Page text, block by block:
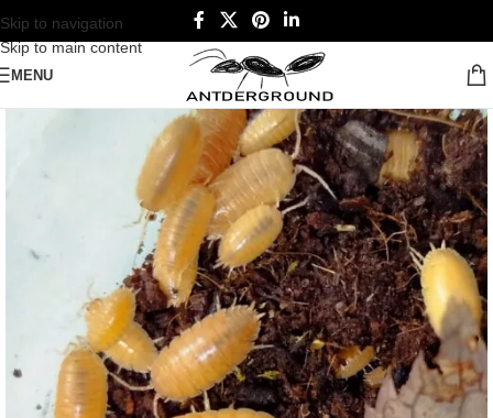
Skip to navigation
Skip to main content
MENU